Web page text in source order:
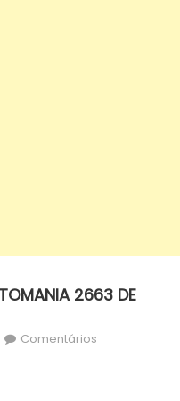
2663 DE
Comentários